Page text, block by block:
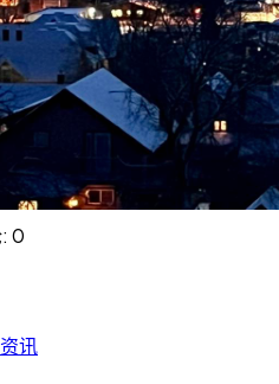
: 0
资讯